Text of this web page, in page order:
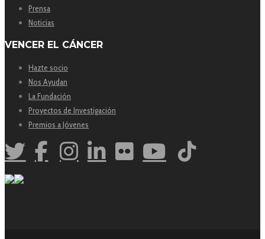
Prensa
Noticias
VENCER EL CÁNCER
Hazte socio
Nos Ayudan
La Fundación
Proyectos de Investigación
Premios a Jóvenes